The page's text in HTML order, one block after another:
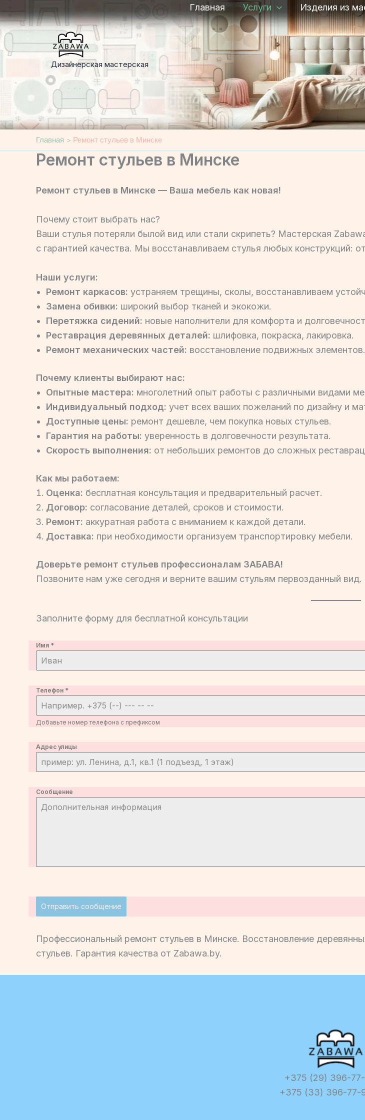
к
содержимому
Дизайнерская мастерская
Главная Услуги Изделия из
Главная Ремонт стульев в Минске
Ремонт стульев в Минске
Ремонт стульев в Минске — Ваша мебель как новая!
Почему стоит выбрать нас?
Ваши стулья потеряли былой вид или стали скрипеть? Мастерская
с гарантией качества. Мы восстанавливаем стулья любых конструкций:
Наши услуги:
Ремонт каркасов: устраняем трещины, сколы, восстанавливаем
Замена обивки: широкий выбор тканей и экокожи.
Перетяжка сидений: новые наполнители для комфорта и
Реставрация деревянных деталей: шлифовка, покраска, лакировка.
Ремонт механических частей: восстановление подвижных элементов.
Почему клиенты выбирают нас:
Опытные мастера: многолетний опыт работы с различными видами
Индивидуальный подход: учет всех ваших пожеланий по дизайну и
Доступные цены: ремонт дешевле, чем покупка новых стульев.
Гарантия на работы: уверенность в долговечности результата.
Скорость выполнения: от небольших ремонтов до сложных
Как мы работаем:
Оценка: бесплатная консультация и предварительный расчет.
Договор: согласование деталей, сроков и стоимости.
Ремонт: аккуратная работа с вниманием к каждой детали.
Доставка: при необходимости организуем транспортировку мебели.
Доверьте ремонт стульев профессионалам ЗАБАВА!
Позвоните нам уже сегодня и верните вашим стульям первозданный вид.
Заполните форму для бесплатной консультации
Имя *
Телефон *
Добавьте номер телефона с префиксом
Адрес улицы
Сообщение
Отправить сообщение
Профессиональный ремонт стульев в Минске. Восстановление
стульев. Гарантия качества от Zabawa.by.
+375 (29) 396-
+375 (33) 396-77-